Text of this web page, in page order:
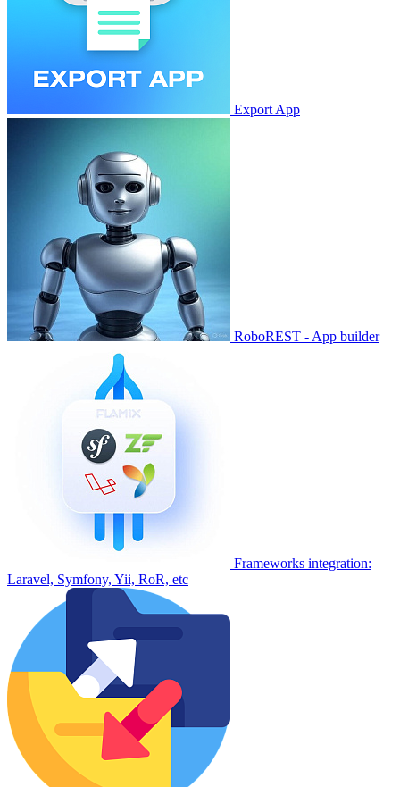
Export App
RoboREST - App builder
Frameworks integration:
Laravel, Symfony, Yii, RoR, etc